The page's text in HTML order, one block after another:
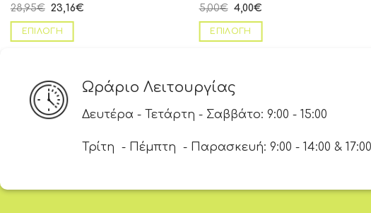
28,95€ 23,16€
ΕΠΙΛΟΓΉ
5,00€ 4,00€
ΕΠΙΛΟΓΉ
Ωράριο Λειτουργίας
Δευτέρα - Τετάρτη - Σαββάτο: 9:00 - 15:00
Τρίτη - Πέμπτη - Παρασκευή: 9:00 - 14:00 & 17:00